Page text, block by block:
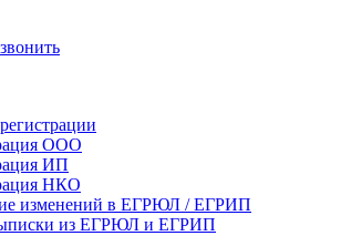
ООО
ИП
НКО
изменений в ЕГРЮЛ / ЕГРИП
из ЕГРЮЛ и ЕГРИП